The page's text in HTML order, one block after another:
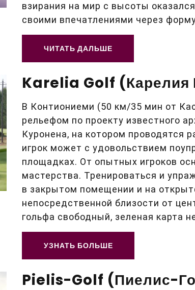
взирания на мир с высоты
своими впечатлениями через
ЧИТАТЬ ДАЛЬШЕ
Karelia Golf (Карелия
В Контиониеми (50 км/35 мин от
рельефом по проекту известного
Куронена, на котором проводятся
игрок может с удовольствием
площадках. От опытных игроков
мастерства. Тренироваться и
в закрытом помещении и на
непосредственной близости от
гольфа свободный, зеленая карта
УЗНАТЬ БОЛЬШЕ
Pielis-Golf (Пиелис-